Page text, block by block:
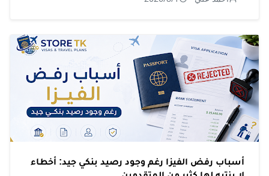
أسباب رفض الفيزا رغم وجود رصيد بنكي جيد: أخطاء